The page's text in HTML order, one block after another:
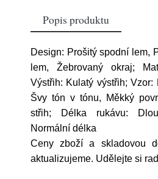
Popis produktu
Design: Prošitý spodní lem,
lem, Žebrovaný okraj;
Výstřih: Kulatý výstřih; Vzor:
Švy tón v tónu, Měkký
střih; Délka rukávu:
Normální délka
Ceny zboží a skladovou
aktualizujeme. Udělejte si